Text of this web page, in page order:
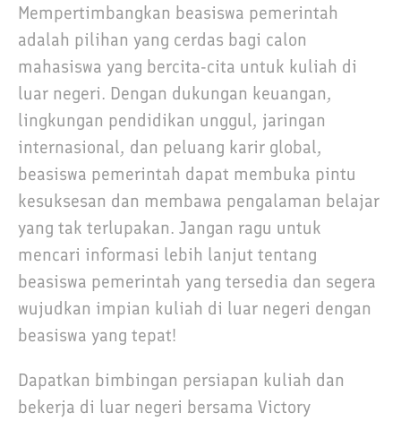
Mempertimbangkan beasiswa pemerintah
adalah pilihan yang cerdas bagi calon
mahasiswa yang bercita-cita untuk kuliah di
luar negeri. Dengan dukungan keuangan,
lingkungan pendidikan unggul, jaringan
internasional, dan peluang karir global,
beasiswa pemerintah dapat membuka pintu
kesuksesan dan membawa pengalaman belajar
yang tak terlupakan. Jangan ragu untuk
mencari informasi lebih lanjut tentang
beasiswa pemerintah yang tersedia dan segera
wujudkan impian kuliah di luar negeri dengan
beasiswa yang tepat!
Dapatkan bimbingan persiapan kuliah dan
bekerja di luar negeri bersama Victory